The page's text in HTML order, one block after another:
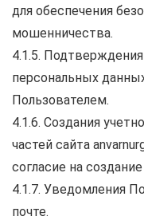
для обеспечения
мошенничества.
4.1.5.
персональных
Пользователем.
4.1.6. Создания
частей сайта
согласие на
4.1.7. Уведомления
почте.